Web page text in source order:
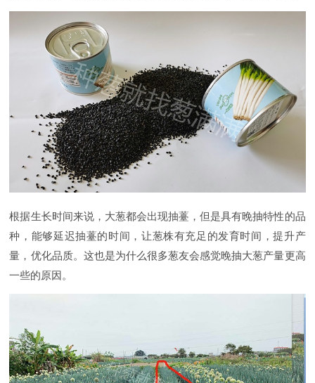
根据生长时间来说，大葱都会出现抽薹，但是具有晚抽特性的品
种，能够延迟抽薹的时间，让葱株有充足的发育时间，提升产
量，优化品质。这也是为什么很多葱友会感觉晚抽大葱产量更高
一些的原因。